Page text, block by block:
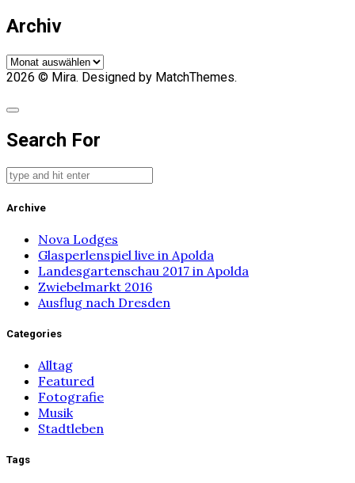
Archiv
Archiv
2026 © Mira. Designed by MatchThemes.
Search For
Archive
Nova Lodges
Glasperlenspiel live in Apolda
Landesgartenschau 2017 in Apolda
Zwiebelmarkt 2016
Ausflug nach Dresden
Categories
Alltag
Featured
Fotografie
Musik
Stadtleben
Tags